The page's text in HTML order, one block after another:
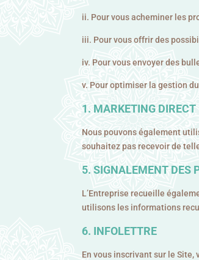
ii. Pour vous acheminer les
iii. Pour vous offrir des
iv. Pour vous envoyer des
v. Pour optimiser la gestion
MARKETING DIRECT
Nous pouvons également
souhaitez pas recevoir de
SIGNALEMENT DES
L’Entreprise recueille
utilisons les informations
INFOLETTRE
En vous inscrivant sur le